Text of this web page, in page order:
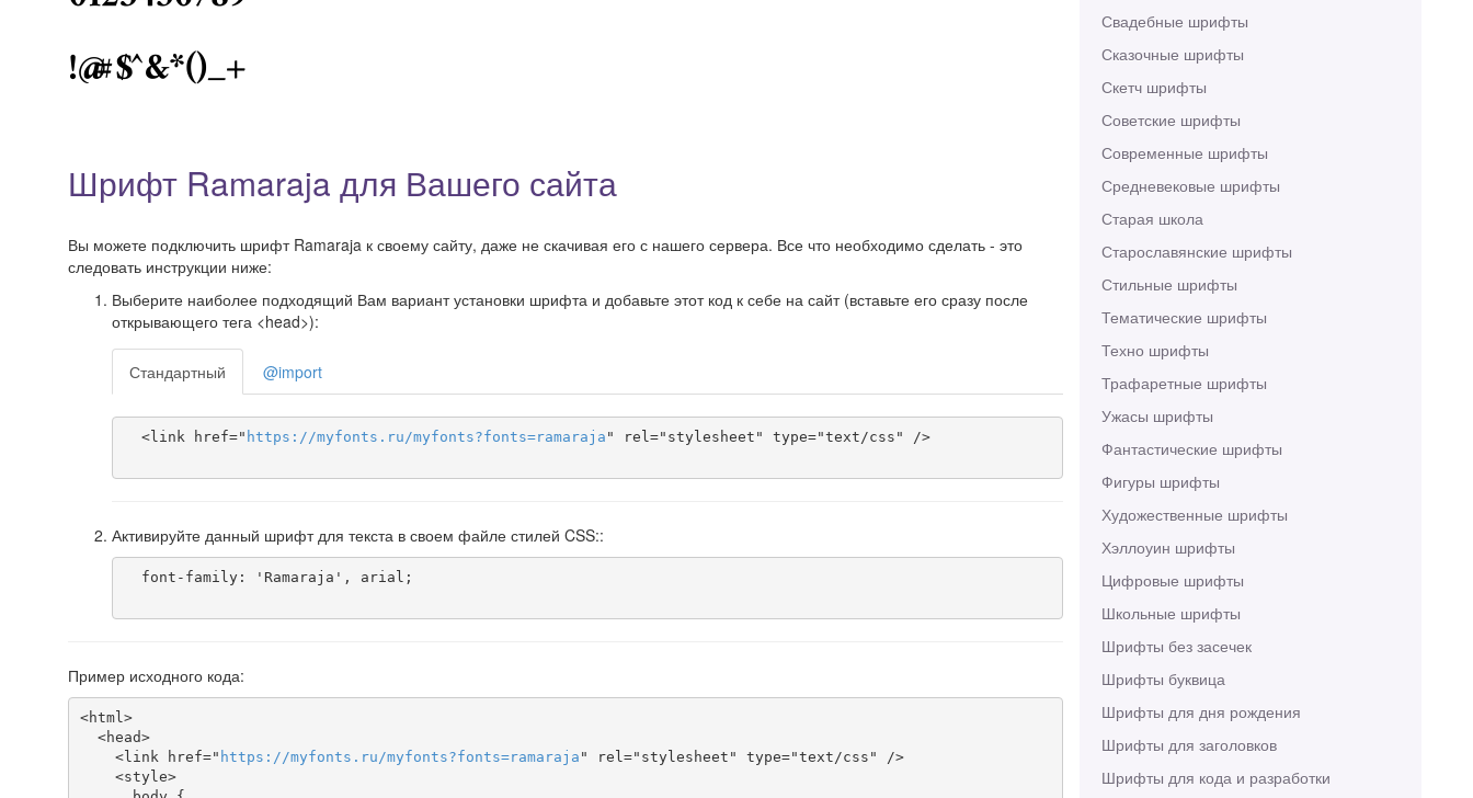
Свадебные шрифты
Сказочные шрифты
Скетч шрифты
Советские шрифты
Современные шрифты
Средневековые шрифты
Старая школа
Старославянские шрифты
Стильные шрифты
Тематические шрифты
Техно шрифты
Трафаретные шрифты
Ужасы шрифты
Фантастические шрифты
Фигуры шрифты
Художественные шрифты
Хэллоуин шрифты
Цифровые шрифты
Школьные шрифты
Шрифты без засечек
Шрифты буквица
Шрифты для дня рождения
Шрифты для заголовков
Шрифты для кода и разработки
Шрифт Ramaraja для Вашего сайта
Вы можете подключить шрифт Ramaraja к своему сайту, даже не скачивая его с нашего сервера. Все что необходимо сделать - это
следовать инструкции ниже:
Выберите наиболее подходящий Вам вариант установки шрифта и добавьте этот код к себе на сайт (вставьте его сразу после
открывающего тега <head>):
Стандартный @import
  <link href="
https ://myfonts . ru/myfonts?fonts=ramaraja " rel="stylesheet" type="text/css" />
Активируйте данный шрифт для текста в своем файле стилей CSS::
Пример исходного кода:
<html>
    <link href="
https ://myfonts . ru/myfonts?fonts=ramaraja " rel="stylesheet" type="text/css" />